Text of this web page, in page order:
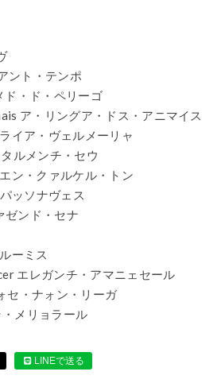
ント・テンポ
・ド・ペリーゴ
ア・リングア・ドス・アニマイス
イア・ヴェルメーリャ
ルメンチ・セウ
ン・クァルケル・トン
ッソナヴェス
ゼンド・セナ
ーミス
エレガンチ・アマニェセール
セ・ナォン・リーガ
メリョラール
LINEで送る